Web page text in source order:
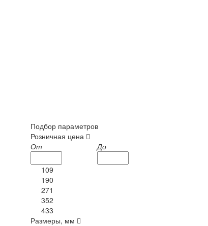
Подбор параметров
Розничная цена
От
До
109
190
271
352
433
Размеры, мм